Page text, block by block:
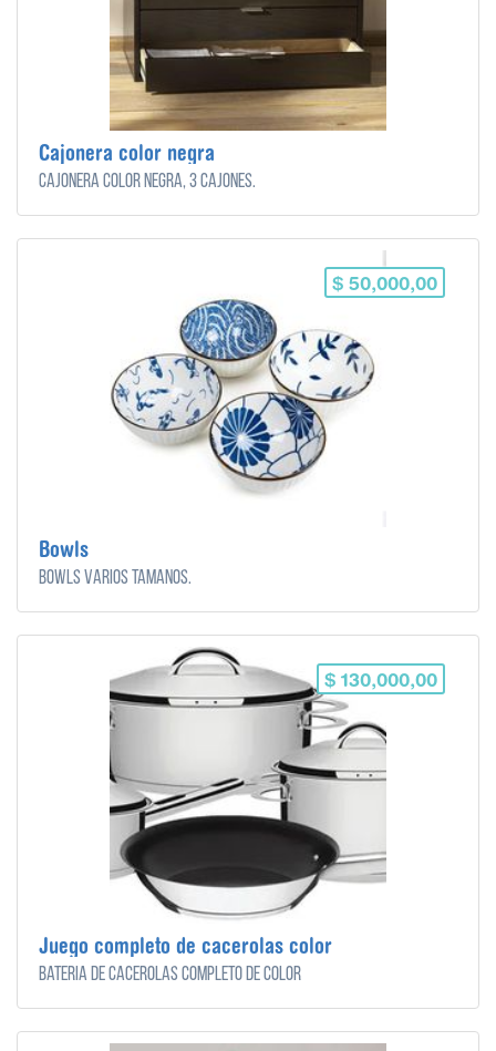
Cajonera color negra
Cajonera color negra, 3 cajones.
$ 50,000,00
Bowls
Bowls varios tamaños.
$ 130,000,00
Juego completo de cacerolas color
Bateria de cacerolas completo de color